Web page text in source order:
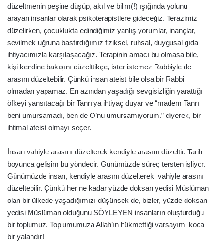
düzeltmenin peşine düşüp, akıl ve bilim(!) ışığında yolunu
arayan insanlar olarak psikoterapistlere gideceğiz. Terazimiz
düzelirken, çocuklukta edindiğimiz yanlış yorumlar, inançlar,
sevilmek uğruna bastırdığımız fiziksel, ruhsal, duygusal gıda
ihtiyacımızla karşılaşacağız. Terapinin amacı bu olmasa bile,
kişi kendine bakışını düzelttikçe, ister istemez Rabbiyle de
arasını düzeltebilir. Çünkü insan ateist bile olsa bir Rabbi
olmadan yapamaz. En azından yaşadığı sevgisizliğin yarattığı
öfkeyi yansıtacağı bir Tanrı’ya ihtiyaç duyar ve “madem Tanrı
beni umursamadı, ben de O’nu umursamıyorum.” diyerek, bir
ihtimal ateist olmayı seçer.
İnsan vahiyle arasını düzelterek kendiyle arasını düzeltir. Tarih
boyunca gelişim bu yöndedir. Günümüzde süreç tersten işliyor.
Günümüzde insan, kendiyle arasını düzelterek, vahiyle arasını
düzeltebilir. Çünkü her ne kadar yüzde doksan yedisi Müslüman
olan bir ülkede yaşadığımızı düşünsek de, bizler, yüzde doksan
yedisi Müslüman olduğunu SÖYLEYEN insanların oluşturduğu
bir toplumuz. Toplumumuza Allah’ın hükmettiği varsayımı koca
bir yalandır!